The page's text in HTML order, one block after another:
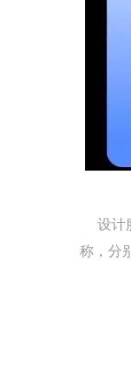
设计
称，分